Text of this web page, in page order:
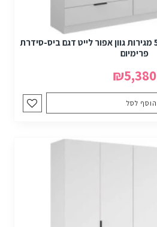
ארון רוחב 200 ס"מ כולל 5 מגירות גוון אפור לייט דגם ביס-סידרת
פרימיום
₪5,380
הוסף לסל